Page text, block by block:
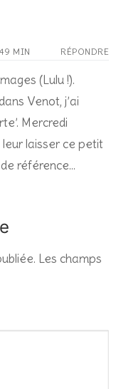
MIN RÉPONDRE
(Lulu !).
Venot, j’ai
Mercredi
leur laisser ce petit
référence…
Les champs